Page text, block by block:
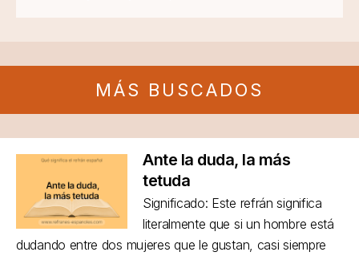
MÁS BUSCADOS
Ante la duda, la más
tetuda
Significado: Este refrán significa
literalmente que si un hombre está
dudando entre dos mujeres que le gustan, casi siempre